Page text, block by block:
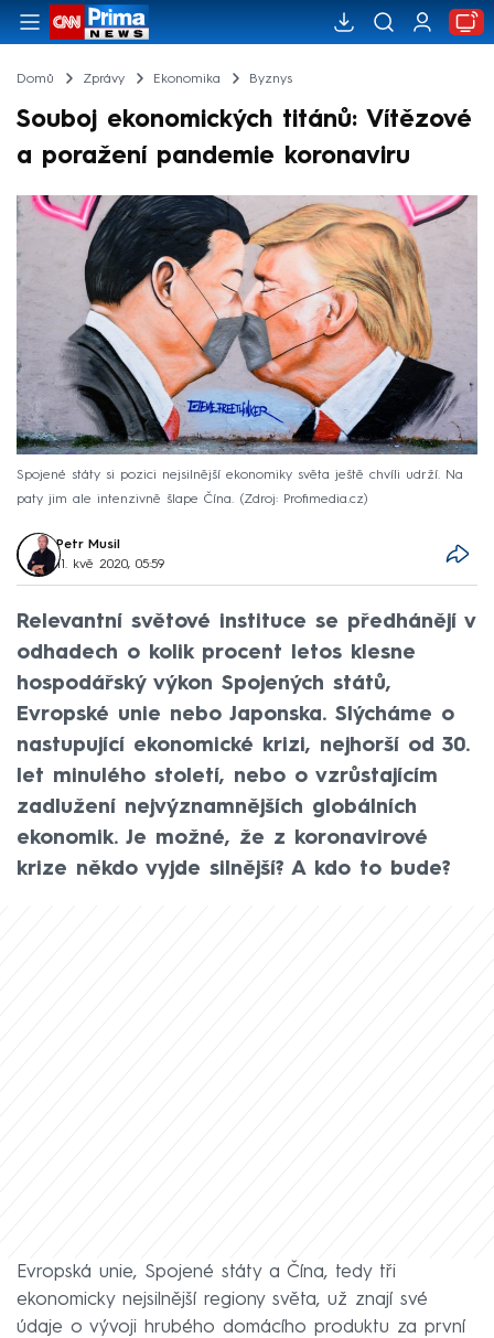
Domů Zprávy Ekonomika Byznys
Souboj ekonomických titánů: Vítězové
a poražení pandemie koronaviru
Spojené státy si pozici nejsilnější ekonomiky světa ještě chvíli udrží. Na
paty jim ale intenzivně šlape Čína.
Zdroj: Profimedia.cz
Petr Musil
11. kvě 2020, 05:59
Relevantní světové instituce se předhánějí v
odhadech o kolik procent letos klesne
hospodářský výkon Spojených států,
Evropské unie nebo Japonska. Slýcháme o
nastupující ekonomické krizi, nejhorší od 30.
let minulého století, nebo o vzrůstajícím
zadlužení nejvýznamnějších globálních
ekonomik. Je možné, že z koronavirové
krize někdo vyjde silnější? A kdo to bude?
Evropská unie, Spojené státy a Čína, tedy tři
ekonomicky nejsilnější regiony světa, už znají své
údaje o vývoji hrubého domácího produktu za první